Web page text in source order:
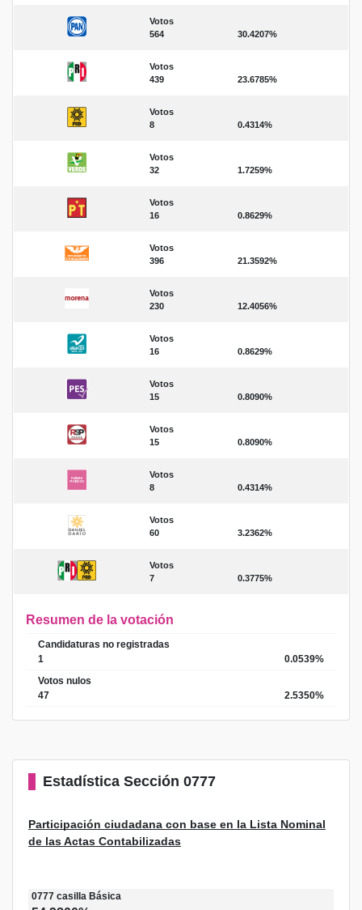
Votos
564
30.4207%
Votos
439
23.6785%
Votos
8
0.4314%
Votos
32
1.7259%
Votos
16
0.8629%
Votos
396
21.3592%
Votos
230
12.4056%
Votos
16
0.8629%
Votos
15
0.8090%
Votos
15
0.8090%
Votos
8
0.4314%
Votos
60
3.2362%
Votos
7
0.3775%
Resumen de la votación
Candidaturas no registradas
1
0.0539%
Votos nulos
47
2.5350%
Estadística Sección 0777
Participación ciudadana con base en la Lista Nominal
de las Actas Contabilizadas
0777 casilla Básica